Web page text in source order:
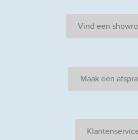
Vind een
Maak een